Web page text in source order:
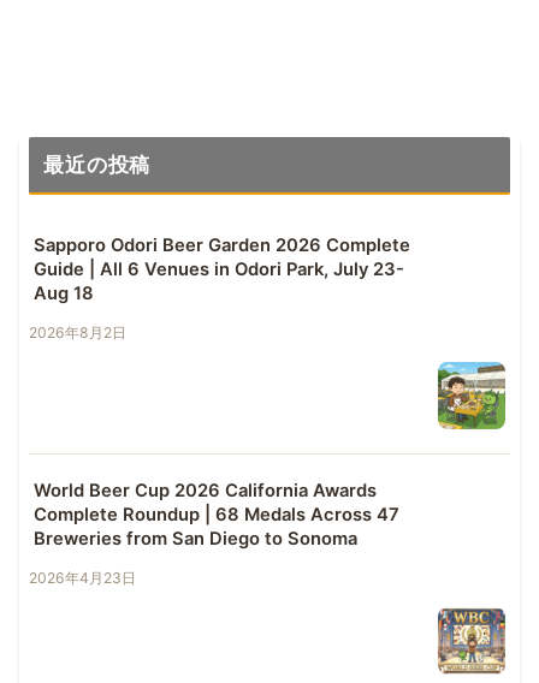
最近の投稿
Sapporo Odori Beer Garden 2026 Complete
Guide | All 6 Venues in Odori Park, July 23-
Aug 18
2026年8月2日
World Beer Cup 2026 California Awards
Complete Roundup | 68 Medals Across 47
Breweries from San Diego to Sonoma
2026年4月23日